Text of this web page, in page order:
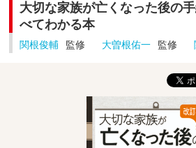
大切な家族が亡くなった後の
べてわかる本
関根俊輔 監修 大曽根佑一 監修